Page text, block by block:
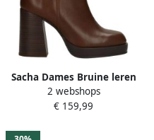
Sacha Dames Bruine leren
enkellaarsjes met blokhak
2 webshops
€ 159,99